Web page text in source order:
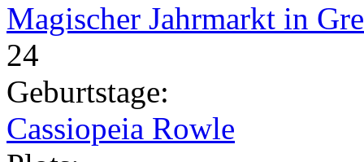
Magischer Jahrmarkt in
24
Geburtstage:
Cassiopeia Rowle